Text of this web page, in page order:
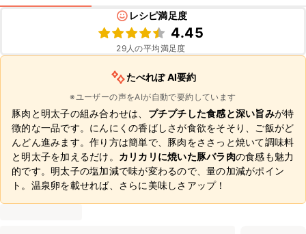
レシピ満足度
4.45
29人の平均満足度
たべれぽ AI要約
※ユーザーの声をAIが自動で要約しています
豚肉と明太子の組み合わせは、 プチプチした食感と深い旨みが特
徴的な一品です。にんにくの香ばしさが食欲をそそり、ご飯がど
んどん進みます。作り方は簡単で、豚肉をささっと焼いて調味料
と明太子を加えるだけ。 カリカリに焼いた豚バラ肉の食感も魅力
的です。明太子の塩加減で味が変わるので、量の加減がポイン
ト。温泉卵を載せれば、さらに美味しさアップ！